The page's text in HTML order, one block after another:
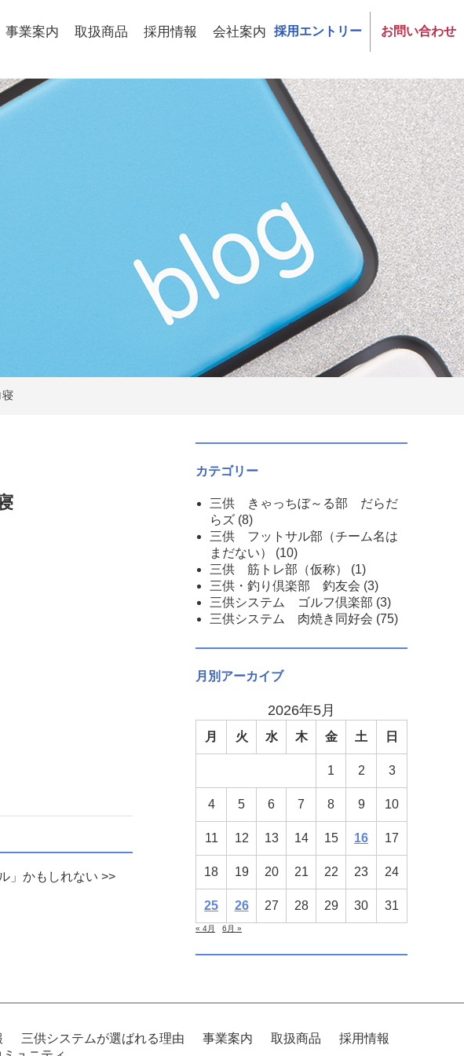
事業案内 取扱商品 採用情報 会社案内 採用エントリー お問い合わせ
寝
」かもしれない >>
カテゴリー
三供 きゃっちぼ～る部 だらだ
らズ(8)
三供 フットサル部（チーム名は
まだない）
(10)
三供 筋トレ部（仮称）
(1)
三供・釣り倶楽部 釣友会 (3)
三供システム ゴルフ倶楽部 (3)
三供システム 肉焼き同好会 (75)
月別アーカイブ
2026年5月
月 火 水 木 金 土 日
1 2 3
4 5 6 7 8 9 10
11 12 13 14 15 16 17
18 19 20 21 22 23 24
25 26 27 28 29 30 31
« 4月 6月 »
三供システムが選ばれる理由 事業案内 取扱商品
採用情報